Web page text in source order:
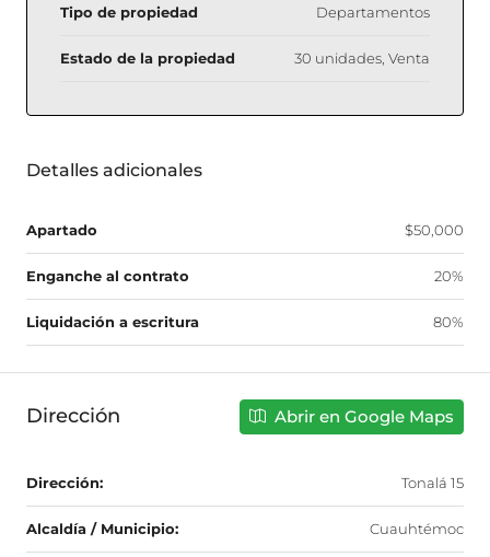
Tipo de propiedad Departamentos
Estado de la propiedad 30 unidades, Venta
Detalles adicionales
Apartado $50,000
Enganche al contrato 20%
Liquidación a escritura 80%
Dirección Abrir en Google Maps
Dirección: Tonalá 15
Alcaldía / Municipio: Cuauhtémoc